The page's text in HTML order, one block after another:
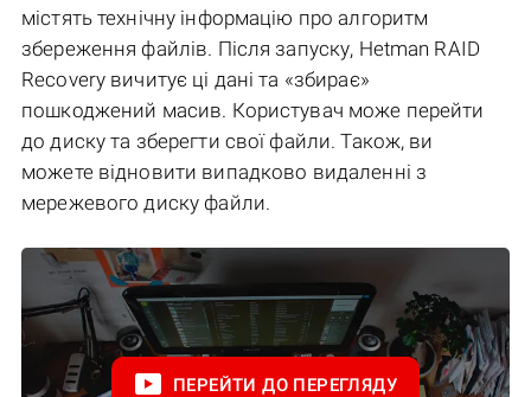
містять технічну інформацію про алгоритм
збереження файлів. Після запуску, Hetman RAID
Recovery вичитує ці дані та «збирає»
пошкоджений масив. Користувач може перейти
до диску та зберегти свої файли. Також, ви
можете відновити випадково видаленні з
мережевого диску файли.
ПЕРЕЙТИ ДО ПЕРЕГЛЯДУ